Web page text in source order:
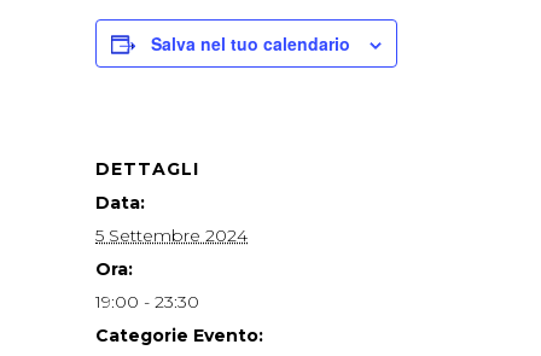
Salva nel tuo calendario
DETTAGLI
Data:
5 Settembre 2024
Ora:
19:00 - 23:30
Categorie Evento: